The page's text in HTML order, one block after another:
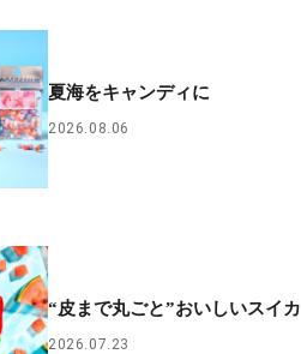
夏海をキャンディに
2026.08.06
“皮まで丸ごと”おいしいスイカ
2026.07.23